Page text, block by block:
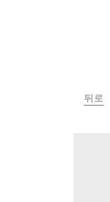
뒤로